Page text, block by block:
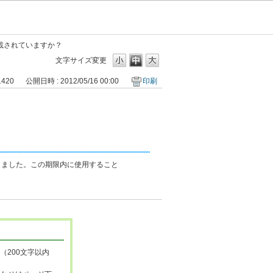
されていますか？
文字サイズ変更
公開日時 : 2012/05/16 00:00 印刷
した。この期限内に使用すること
200文字以内